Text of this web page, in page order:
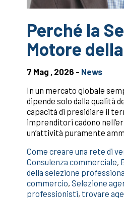
Perché la
Motore
7 Mag , 2026 - News
In un mercato globale
dipende solo dalla qualità
capacità di presidiare il
imprenditori cadono
un’attività puramente
Come creare una rete di
Consulenza commerciale,
della selezione
commercio, Selezione
professionisti, trovare